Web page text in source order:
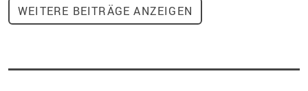
WEITERE BEITRÄGE ANZEIGEN